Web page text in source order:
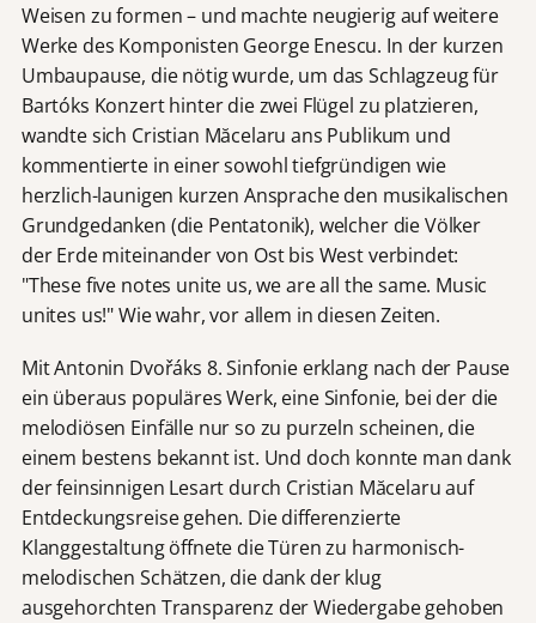
Weisen zu formen – und machte neugierig auf weitere
Werke des Komponisten George Enescu. In der kurzen
Umbaupause, die nötig wurde, um das Schlagzeug für
Bartóks Konzert hinter die zwei Flügel zu platzieren,
wandte sich Cristian Măcelaru ans Publikum und
kommentierte in einer sowohl tiefgründigen wie
herzlich-launigen kurzen Ansprache den musikalischen
Grundgedanken (die Pentatonik), welcher die Völker
der Erde miteinander von Ost bis West verbindet:
"These five notes unite us, we are all the same. Music
unites us!" Wie wahr, vor allem in diesen Zeiten.
Mit Antonin Dvořáks 8. Sinfonie erklang nach der Pause
ein überaus populäres Werk, eine Sinfonie, bei der die
melodiösen Einfälle nur so zu purzeln scheinen, die
einem bestens bekannt ist. Und doch konnte man dank
der feinsinnigen Lesart durch Cristian Măcelaru auf
Entdeckungsreise gehen. Die differenzierte
Klanggestaltung öffnete die Türen zu harmonisch-
melodischen Schätzen, die dank der klug
ausgehorchten Transparenz der Wiedergabe gehoben